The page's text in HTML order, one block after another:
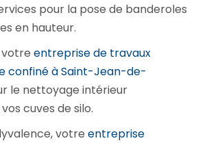
pour la pose de banderoles
en hauteur.
entreprise de travaux
confiné à Saint-Jean-de-
le nettoyage intérieur
cuves de silo.
votre entreprise